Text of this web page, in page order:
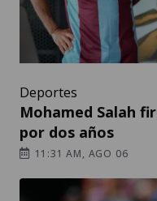
Deportes
Mohamed Salah
por dos años
11:31 AM, AGO 06